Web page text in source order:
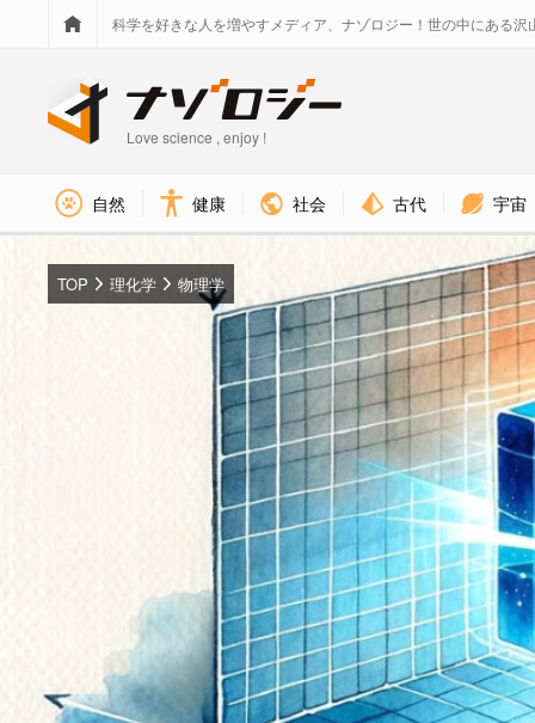
科学を好きな人を増やすメディア、ナゾロジー！世の中にある沢
Love science , enjoy !
自然 健康 社会 古代 宇宙
TOP 理化学 物理学